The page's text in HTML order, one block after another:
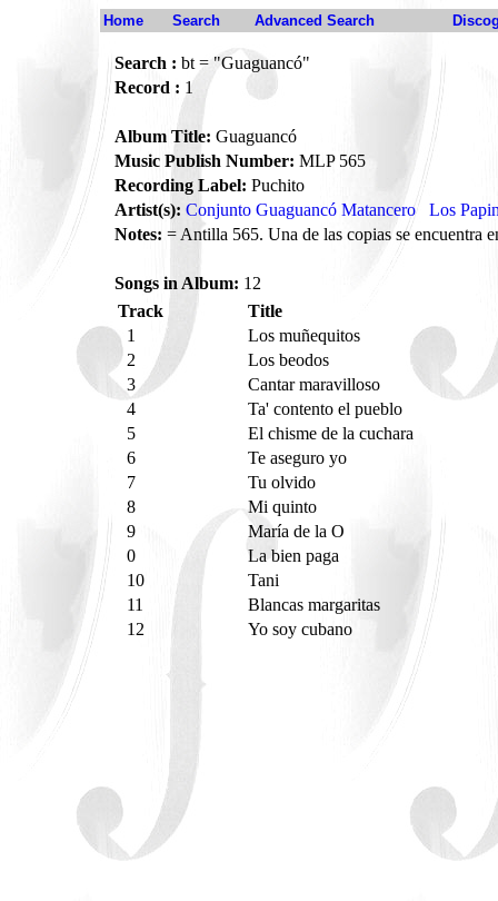
Home Search Advanced Search
Search : bt = "Guaguancó"
Record : 1
Album Title: Guaguancó
Music Publish Number: MLP 565
Recording Label: Puchito
Artist(s): Conjunto Guaguancó Matancero
Los
Notes: = Antilla 565. Una de las copias se encuentra
Songs in Album: 12
Track
Title
1
Los muñequitos
2
Los beodos
3
Cantar maravilloso
4
Ta' contento el pueblo
5
El chisme de la cuchara
6
Te aseguro yo
7
Tu olvido
8
Mi quinto
9
María de la O
0
La bien paga
10
Tani
11
Blancas margaritas
12
Yo soy cubano